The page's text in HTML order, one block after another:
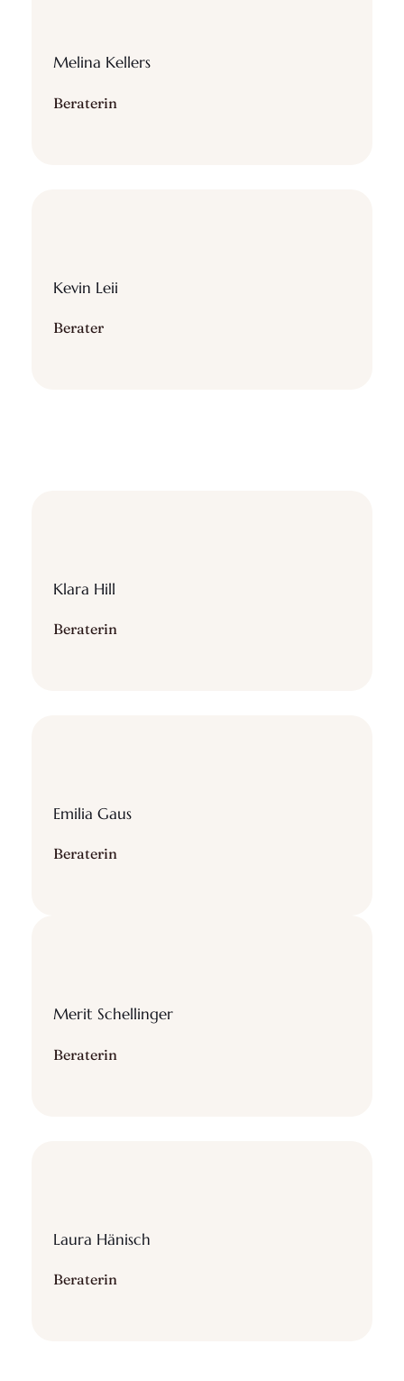
Melina Kellers
Beraterin
Kevin Leii
Berater
Klara Hill
Beraterin
Emilia Gaus
Beraterin
Merit Schellinger
Beraterin
Laura Hänisch
Beraterin